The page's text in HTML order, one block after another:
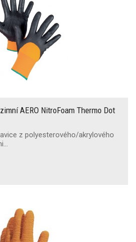
AERO NitroFoam Thermo Dot
z polyesterového/akrylového